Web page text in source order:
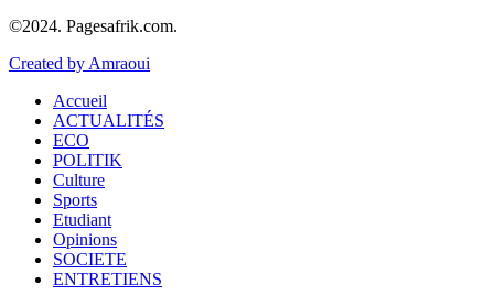
©2024. Pagesafrik.com.
Created by Amraoui
Accueil
ACTUALITÉS
ECO
POLITIK
Culture
Sports
Etudiant
Opinions
SOCIETE
ENTRETIENS